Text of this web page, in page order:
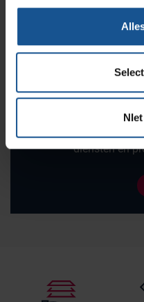
contactop met VE-
diensten en